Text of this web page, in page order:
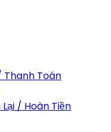
Thanh Toán
/ Hoàn Tiền